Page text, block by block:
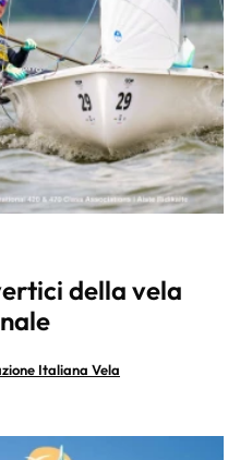
della vela
Italiana Vela